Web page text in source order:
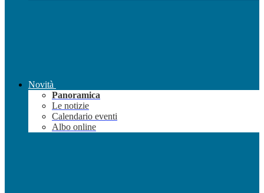
Novità
Panoramica
Le notizie
Calendario eventi
Albo online